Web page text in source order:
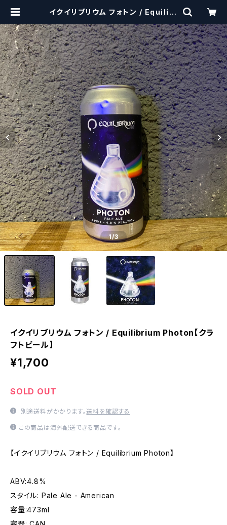
イクイリブリウム フォトン / Equilibr
aftbeerscissors
1/3
イクイリブリウム フォトン / Equilibrium Photon【クラ
フトビール】
¥1,700
SOLD OUT
別途送料がかかります。送料を確認する
この商品は海外配送できる商品です。
【イクイリブリウム フォトン / Equilibrium Photon】
ABV:4.8%
スタイル: Pale Ale - American
容量:473ml